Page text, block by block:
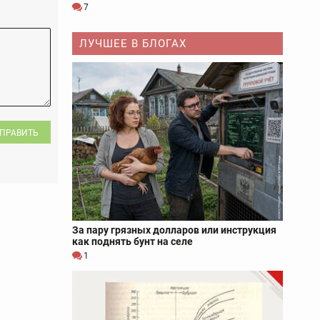
7
ЛУЧШЕЕ В БЛОГАХ
За пару грязных долларов или инструкция
как поднять бунт на селе
1